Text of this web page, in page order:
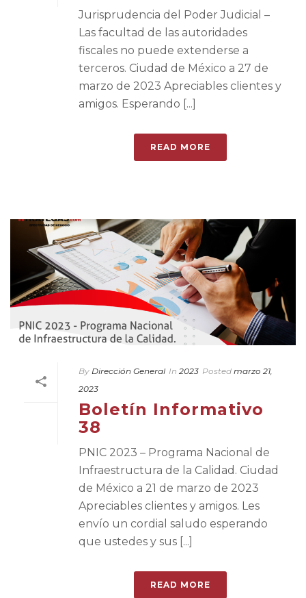
Jurisprudencia del Poder Judicial –
Las facultad de las autoridades
fiscales no puede extenderse a
terceros. Ciudad de México a 27 de
marzo de 2023 Apreciables clientes y
amigos. Esperando [...]
READ MORE
By Dirección General In 2023 Posted marzo 21,
2023
Boletín Informativo
38
PNIC 2023 – Programa Nacional de
Infraestructura de la Calidad. Ciudad
de México a 21 de marzo de 2023
Apreciables clientes y amigos. Les
envío un cordial saludo esperando
que ustedes y sus [...]
READ MORE